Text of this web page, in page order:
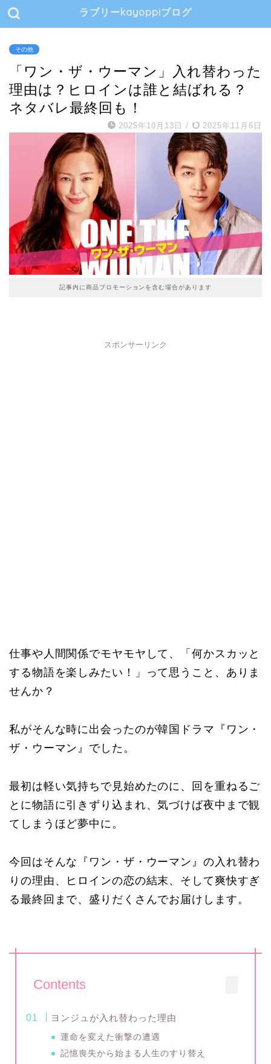
ラブリーkayoppiブログ
その他
「ワン・ザ・ウーマン」入れ替わった
理由は？ヒロインは誰と結ばれる？
ネタバレ最終回も！
2025年10月13日 / 2025年11月6日
記事内に商品プロモーションを含む場合があります
スポンサーリンク
仕事や人間関係でモヤモヤして、「何かスカッと
する物語を楽しみたい！」って思うこと、ありま
せんか？
私がそんな時に出会ったのが韓国ドラマ『ワン・
ザ・ウーマン』でした。
最初は軽い気持ちで見始めたのに、回を重ねるご
とに物語に引きずり込まれ、気づけば夜中まで観
てしまうほど夢中に。
今回はそんな『ワン・ザ・ウーマン』の入れ替わ
りの理由、ヒロインの恋の結末、そして爽快すぎ
る最終回まで、盛りだくさんでお届けします。
Contents
ヨンジュが入れ替わった理由
運命を変えた衝撃の遭遇
記憶喪失から始まる人生のすり替え